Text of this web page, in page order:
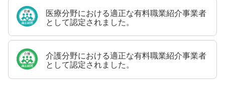
医療分野における適正な有料職業紹介事業者
として認定されました。
介護分野における適正な有料職業紹介事業者
として認定されました。